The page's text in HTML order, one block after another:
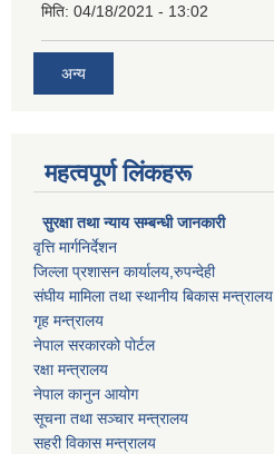
मिति: 04/18/2021 - 13:02
अन्य
महत्वपूर्ण लिंकहरू
सुरक्षा तथा न्याय सम्बन्धी जानकारी
वृत्ति मार्गनिर्देशन
जिल्ला प्रशासन कार्यालय,रुपन्देही
संघीय मामिला तथा स्थानीय बिकास मन्त्रालय
गृह मन्त्रालय
नेपाल सरकारको पोर्टल
रक्षा मन्त्रालय
नेपाल कानुन आयोग
सूचना तथा सञ्चार मन्त्रालय
सहरी विकास मन्त्रालय